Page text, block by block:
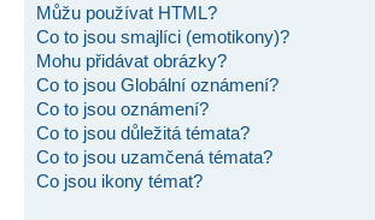
Můžu používat HTML?
Co to jsou smajlíci (emotikony)?
Mohu přidávat obrázky?
Co to jsou Globální oznámení?
Co to jsou oznámení?
Co to jsou důležitá témata?
Co to jsou uzamčená témata?
Co jsou ikony témat?